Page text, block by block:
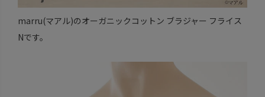
marru(マアル)のオーガニックコットン ブラジャー フライス
Nです。